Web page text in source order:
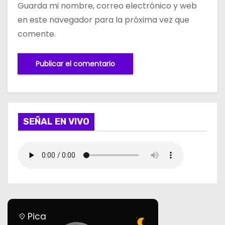
Guarda mi nombre, correo electrónico y web
en este navegador para la próxima vez que
comente.
SEÑAL EN VIVO
Pica